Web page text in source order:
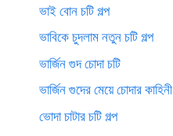
ভাই বোন চটি গল্প
ভাবিকে চুদলাম নতুন চটি গল্প
ভার্জিন গুদ চোদা চটি
ভার্জিন গুদের মেয়ে চোদার কাহিনী
ভোদা চাটার চটি গল্প